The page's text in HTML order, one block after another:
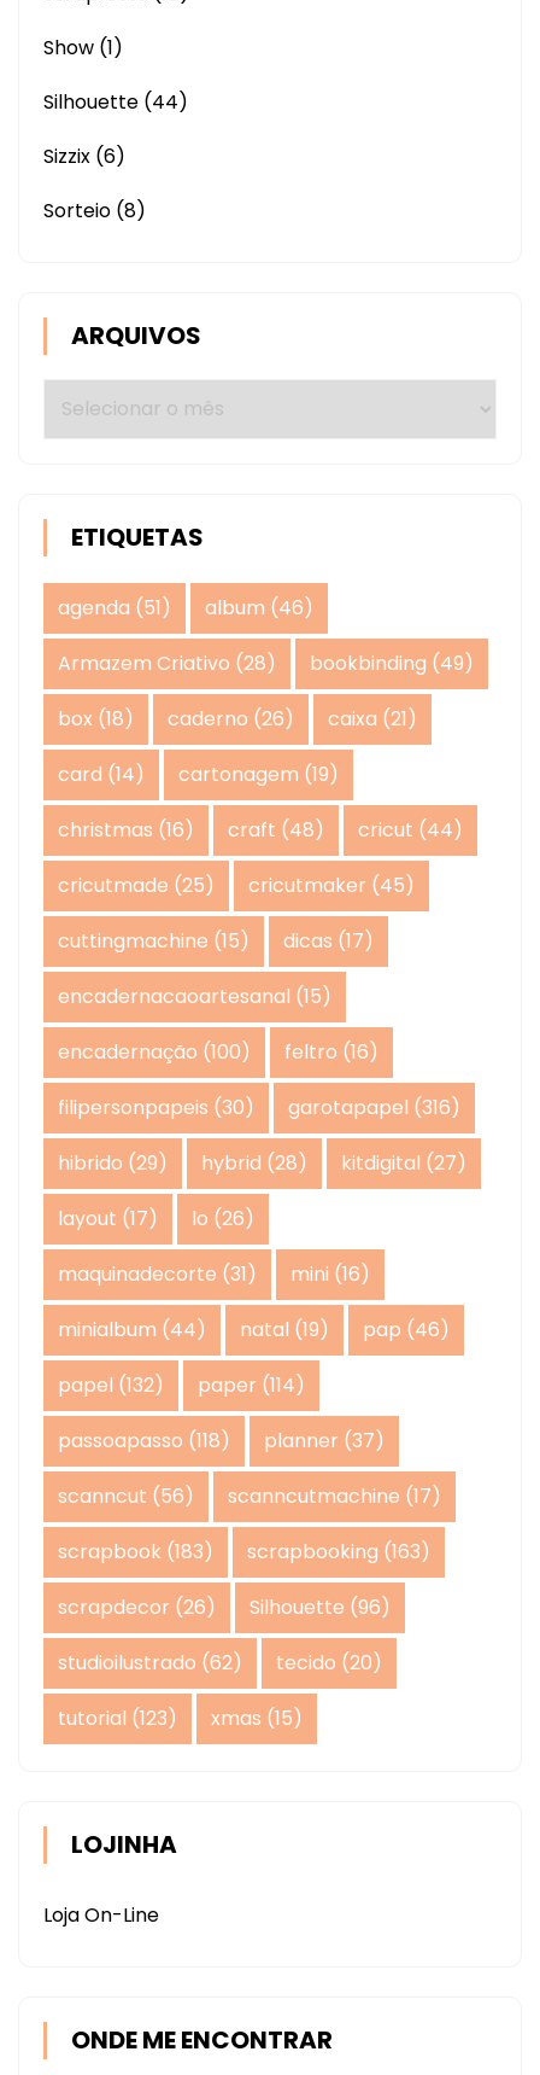
Show (1)
Silhouette (44)
Sizzix (6)
Sorteio (8)
ARQUIVOS
Arquivos
ETIQUETAS
agenda (51) album (46)
Armazem Criativo (28) bookbinding (49)
box (18) caderno (26) caixa (21)
card (14) cartonagem (19)
christmas (16) craft (48) cricut (44)
cricutmade (25) cricutmaker (45)
cuttingmachine (15) dicas (17)
encadernacaoartesanal (15)
encadernação (100) feltro (16)
filipersonpapeis (30) garotapapel (316)
hibrido (29) hybrid (28) kitdigital (27)
layout (17) lo (26)
maquinadecorte (31) mini (16)
minialbum (44) natal (19) pap (46)
papel (132) paper (114)
passoapasso (118) planner (37)
scanncut (56) scanncutmachine (17)
scrapbook (183) scrapbooking (163)
scrapdecor (26) Silhouette (96)
studioilustrado (62) tecido (20)
tutorial (123) xmas (15)
LOJINHA
Loja On-Line
ONDE ME ENCONTRAR